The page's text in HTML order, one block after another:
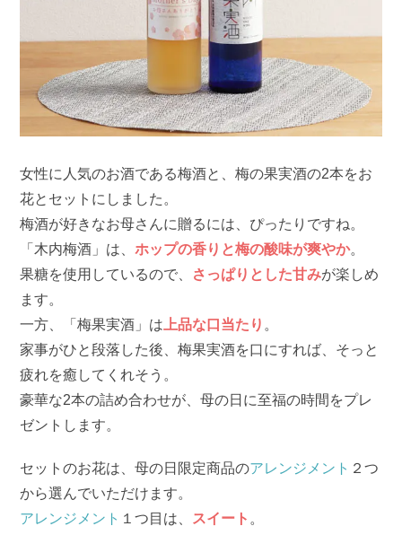
女性に人気のお酒である梅酒と、梅の果実酒の2本をお
花とセットにしました。
梅酒が好きなお母さんに贈るには、ぴったりですね。
「木内梅酒」は、ホップの香りと梅の酸味が爽やか。
果糖を使用しているので、 さっぱりとした甘みが楽しめ
ます。
一方、「梅果実酒」は 上品な口当たり 。
家事がひと段落した後、梅果実酒を口にすれば、そっと
疲れを癒してくれそう。
豪華な2本の詰め合わせが、母の日に至福の時間をプレ
ゼントします。
セットのお花は、母の日限定商品のアレンジメント ２つ
から選んでいただけます。
アレンジメント １つ目は、 スイート 。